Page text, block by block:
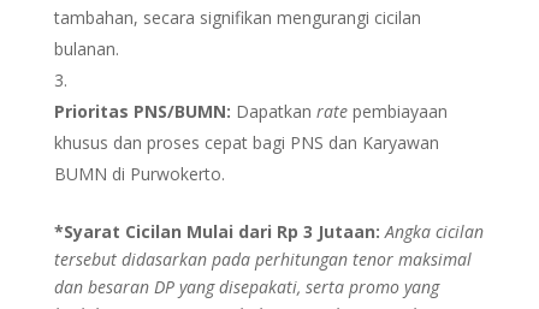
tambahan, secara signifikan mengurangi cicilan
bulanan.
Prioritas PNS/BUMN: Dapatkan ratepembiayaan
khusus dan proses cepat bagi PNS dan Karyawan
BUMN di Purwokerto.
*Syarat Cicilan Mulai dari Rp 3 Jutaan: Angka cicilan
tersebut didasarkan pada perhitungan tenor maksimal
dan besaran DP yang disepakati, serta promo yang